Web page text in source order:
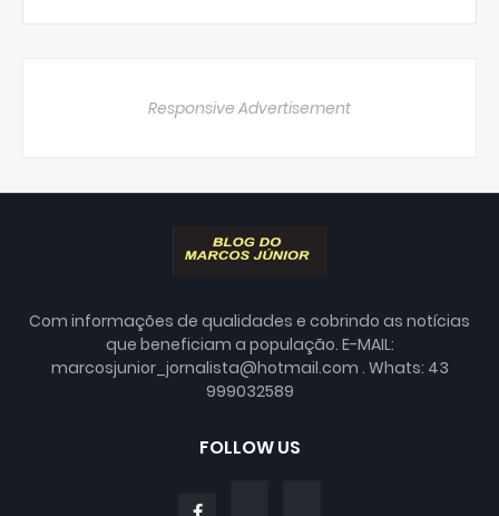
Responsive Advertisement
Com informações de qualidades e cobrindo as notícias
que beneficiam a população. E-MAIL:
marcosjunior_jornalista@hotmail.com . Whats: 43
999032589
FOLLOW US